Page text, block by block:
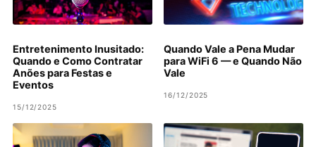
Entretenimento Inusitado:
Quando e Como Contratar
Anões para Festas e
Eventos
15/12/2025
Quando Vale a Pena Mudar
para WiFi 6 — e Quando Não
Vale
16/12/2025